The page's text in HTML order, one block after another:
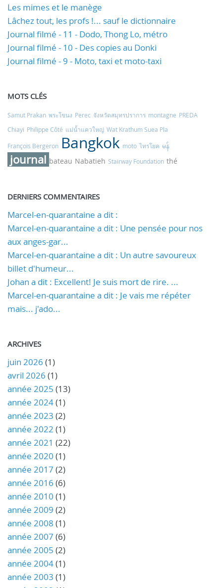
Les mimes et le manège
Lâchez tout, les profs !... sauf le dictionnaire
Journal filmé - 11 - Dodo, Thong Lo, métro
Journal filmé - 10 - Des copies au Donki
Journal filmé - 9 - Moto, taxi et moto-taxi
MOTS CLÉS
Samut Prakan พระโขนง Perec จังหวัดสมุทรปราการ montagne PREDA
Chiayi Philippe Côté แม่น้ำแควใหญ่ Wat Krathum Suea Pla
François Bergeron Bangkok moto ไทรโยค မန်
journal bateau Nabatieh Stairway Foundation thé
DERNIERS COMMENTAIRES
Marcel-en-quarantaine a dit :
Marcel-en-quarantaine a dit : Une pensée pour nos
aux anges-gar...
Marcel-en-quarantaine a dit : Un autre savoureux
billet d'humeur...
Johan a dit : Excellent! Je suis mort de rire. ...
Marcel-en-quarantaine a dit : Je vais me répéter
mais... j'ado...
ARCHIVES
juin 2026 (1)
avril 2026 (1)
année 2025 (13)
année 2024(1)
année 2023 (2)
année 2022 (1)
année 2021 (22)
année 2020 (1)
année 2017 (2)
année 2016 (6)
année 2010 (1)
année 2009 (2)
année 2008 (1)
année 2007 (6)
année 2005 (2)
année 2004(1)
année 2003 (1)